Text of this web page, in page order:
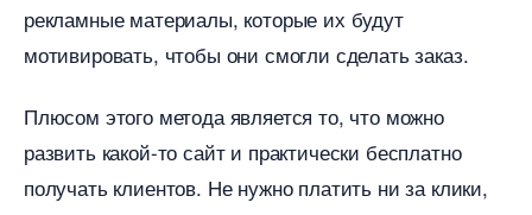
рекламные материалы, которые их будут
мотивировать, чтобы они смогли сделать заказ.
Плюсом этого метода является то, что можно
развить какой-то сайт и практически бесплатно
получать клиентов. Не нужно платить ни за клики,